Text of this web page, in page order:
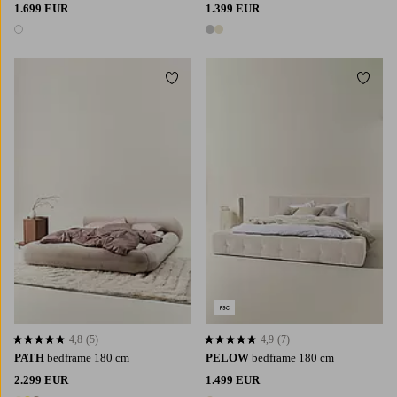
1.699 EUR
1 kleur
1.399 EUR
2 kleuren
PATH bedframe 180 cm
2.299 EUR
4,8 op basis van 5 beoordelingen
4,8 (5)
Toevoegen aan favorieten
PELOW bedframe 180 cm
1.499 EUR
4,9 op basis van 7 beoordelingen
4,9 (7)